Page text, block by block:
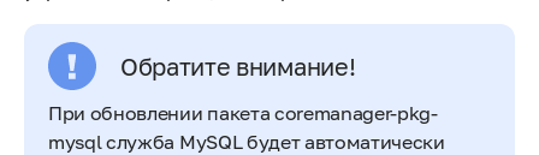
Обратите внимание!
При обновлении пакета coremanager-pkg-
mysql служба MySQL будет автоматически